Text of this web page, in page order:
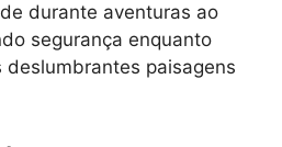
durante aventuras ao
segurança enquanto
deslumbrantes paisagens